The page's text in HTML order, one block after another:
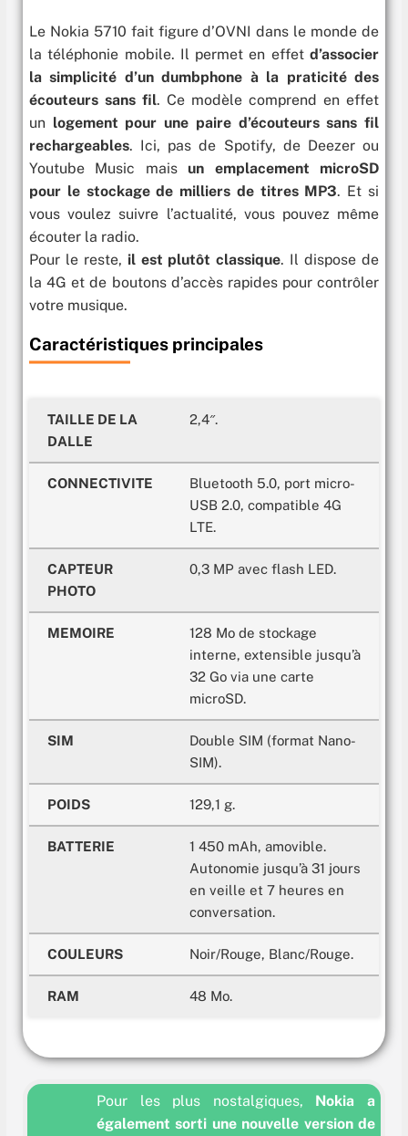
Le Nokia 5710 fait figure d’OVNI dans le monde de
la téléphonie mobile. Il permet en effet d’associer
la simplicité d’un dumbphone à la praticité des
écouteurs sans fil. Ce modèle comprend en effet
un logement pour une paire d’écouteurs sans fil
rechargeables. Ici, pas de Spotify, de Deezer ou
Youtube Music mais un emplacement microSD
pour le stockage de milliers de titres MP3. Et si
vous voulez suivre l’actualité, vous pouvez même
écouter la radio.
Pour le reste, il est plutôt classique. Il dispose de
la 4G et de boutons d’accès rapides pour contrôler
votre musique.
Caractéristiques principales
TAILLE DE LA
DALLE
2,4″.
CONNECTIVITE
Bluetooth 5.0, port micro-
USB 2.0, compatible 4G
LTE.
CAPTEUR
PHOTO
0,3 MP avec flash LED.
MEMOIRE
128 Mo de stockage
interne, extensible jusqu’à
32 Go via une carte
microSD.
SIM
Double SIM (format Nano-
SIM).
POIDS 129,1 g.
BATTERIE
1 450 mAh, amovible.
Autonomie jusqu’à 31 jours
en veille et 7 heures en
conversation.
COULEURS Noir/Rouge, Blanc/Rouge.
RAM 48 Mo.
Pour les plus nostalgiques, Nokia a
également sorti une nouvelle version de